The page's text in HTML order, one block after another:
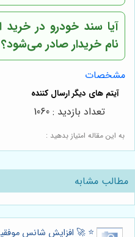
آیا سند خودرو در خرید
نام خریدار صادر می‌شود؟
مشخصات
به این مقاله امتیاز بدهید :
تعداد بازدید : 1060
مطالب مشابه
⭐️ 🚀 افزایش شانس